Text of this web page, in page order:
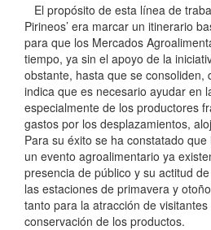
El propósito de esta línea de
Pirineos’ era marcar un itinerario
para que los Mercados
tiempo, ya sin el apoyo de la
obstante, hasta que se consoliden,
indica que es necesario ayudar en
especialmente de los productores
gastos por los desplazamientos,
Para su éxito se ha constatado
un evento agroalimentario ya
presencia de público y su actitud
las estaciones de primavera y
tanto para la atracción de
conservación de los productos.